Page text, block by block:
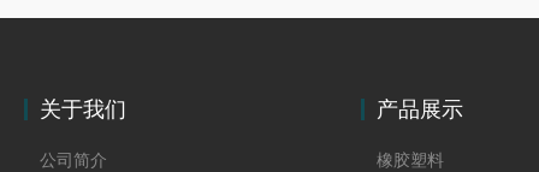
关于我们
公司简介
产品展示
橡胶塑料